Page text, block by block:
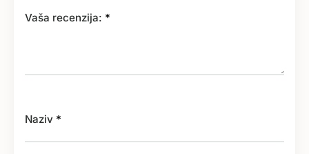
Vaša recenzija: *
Naziv *